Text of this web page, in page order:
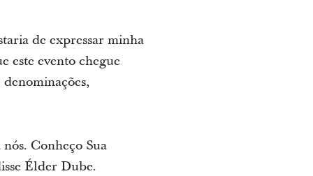
de expressar minha
este evento chegue
denominações,
Conheço Sua
Élder Dube.